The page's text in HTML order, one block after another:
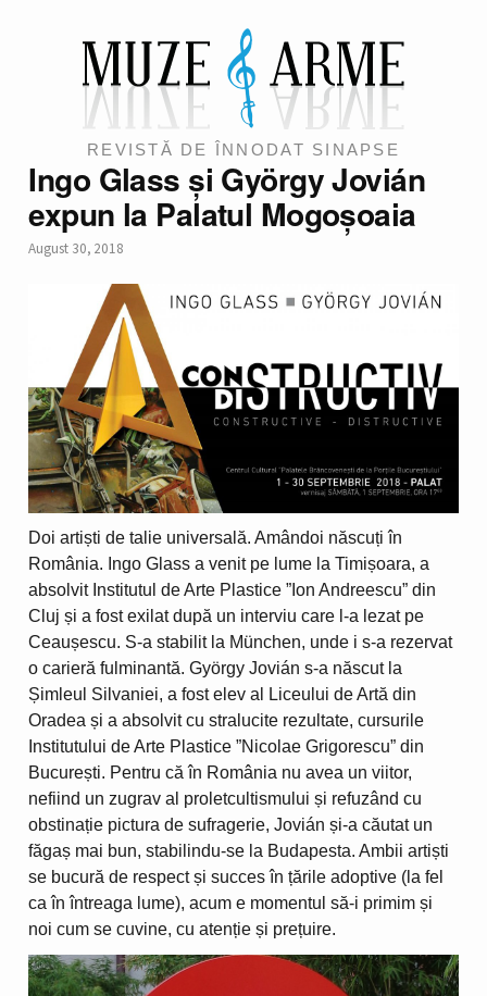
REVISTĂ DE ÎNNODAT SINAPSE
Ingo Glass și György Jovián
expun la Palatul Mogoșoaia
August 30, 2018
Doi artiști de talie universală. Amândoi născuți în
România. Ingo Glass a venit pe lume la Timișoara, a
absolvit Institutul de Arte Plastice ”Ion Andreescu” din
Cluj și a fost exilat după un interviu care l-a lezat pe
Ceaușescu. S-a stabilit la München, unde i s-a rezervat
o carieră fulminantă. György Jovián s-a născut la
Șimleul Silvaniei, a fost elev al Liceului de Artă din
Oradea și a absolvit cu stralucite rezultate, cursurile
Institutului de Arte Plastice ”Nicolae Grigorescu” din
București. Pentru că în România nu avea un viitor,
nefiind un zugrav al proletcultismului și refuzând cu
obstinație pictura de sufragerie, Jovián și-a căutat un
făgaș mai bun, stabilindu-se la Budapesta. Ambii artiști
se bucură de respect și succes în țările adoptive (la fel
ca în întreaga lume), acum e momentul să-i primim și
noi cum se cuvine, cu atenție și prețuire.